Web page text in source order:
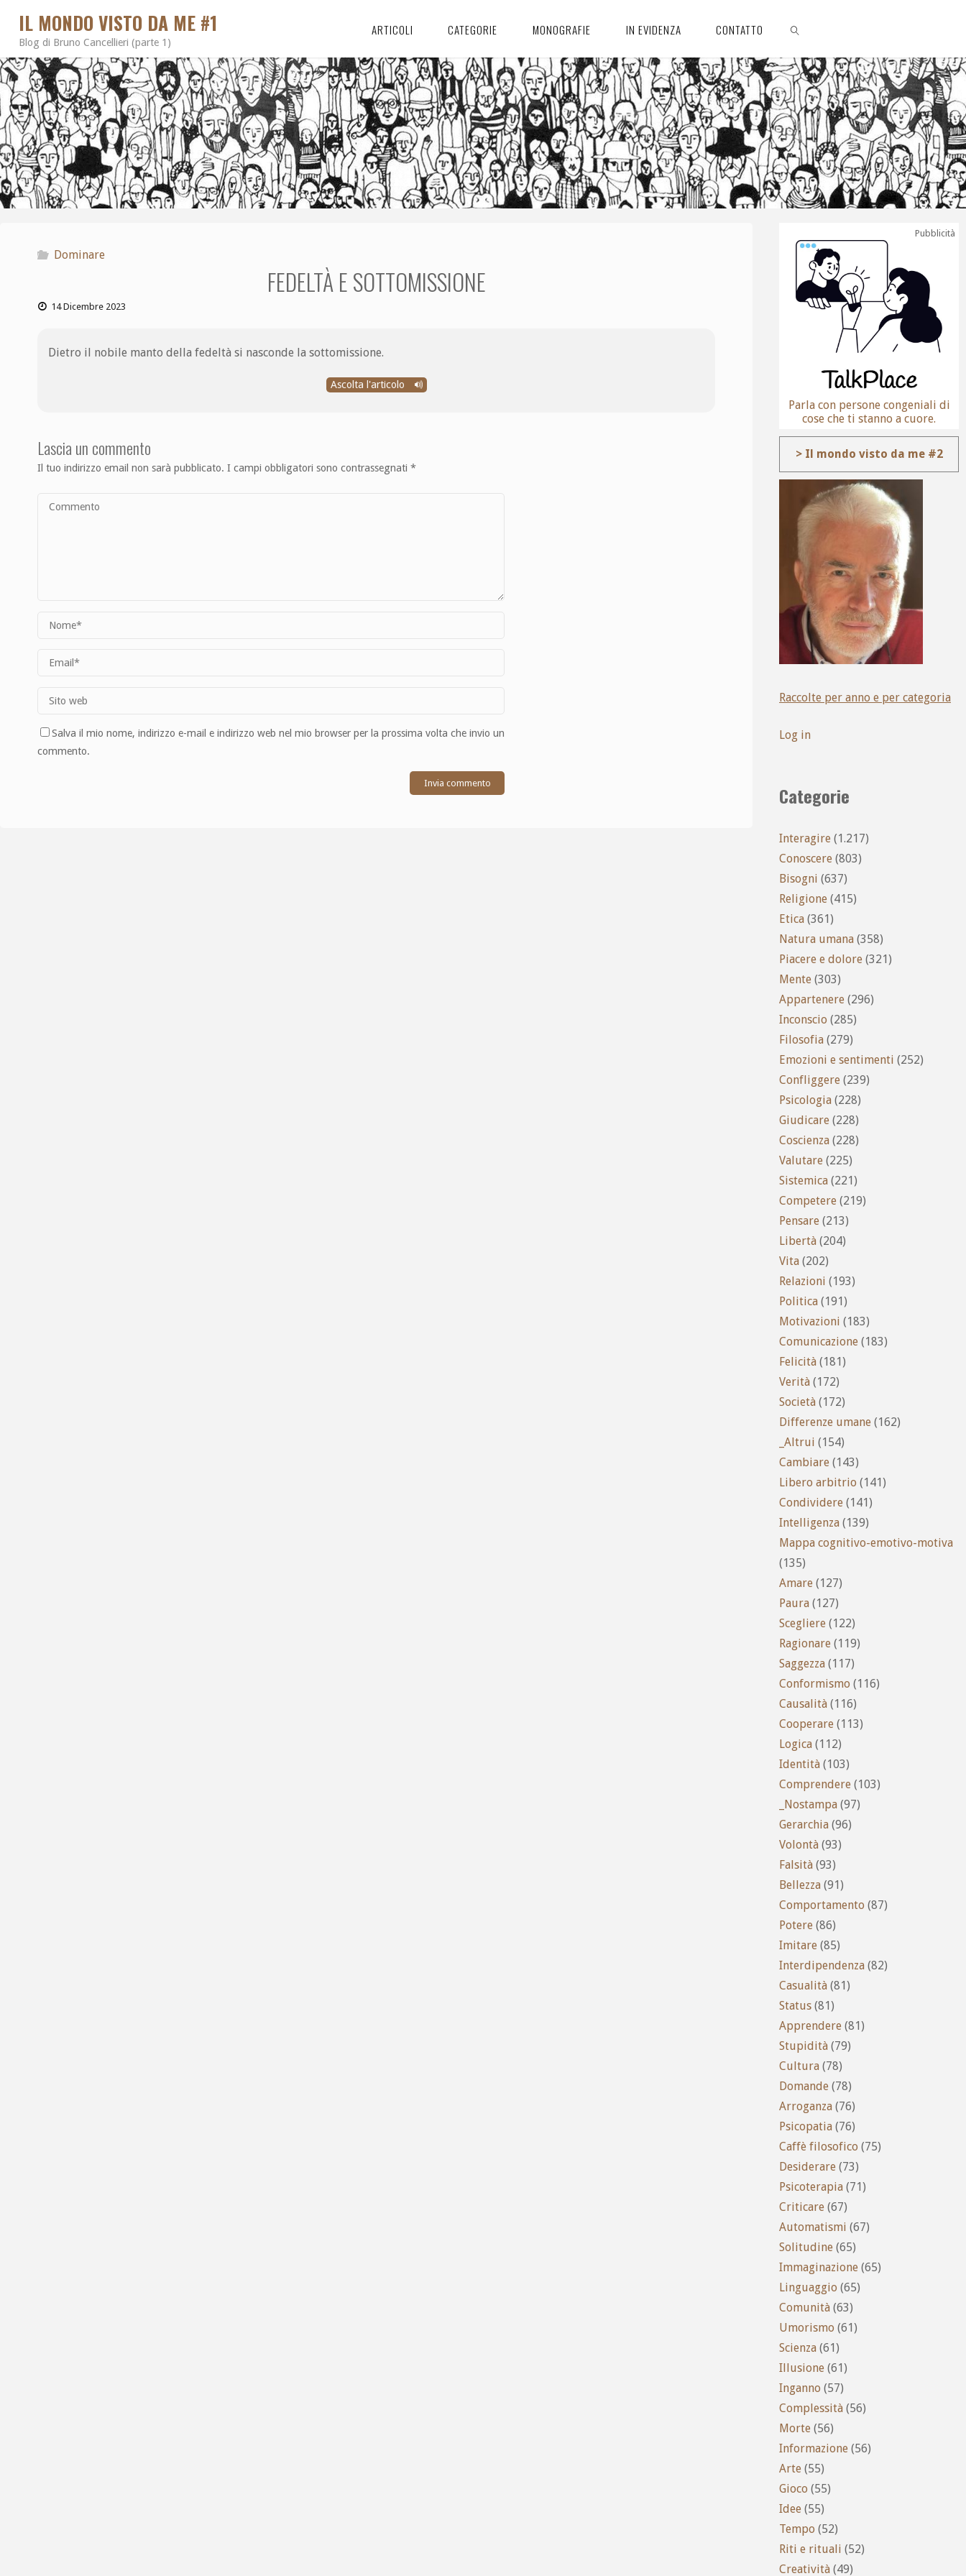
IL MONDO VISTO DA ME #1
Blog di Bruno Cancellieri (parte 1)
ARTICOLI CATEGORIE MONOGRAFIE IN EVIDENZA CONTATTO
CERCA
Dominare
FEDELTÀ E SOTTOMISSIONE
14 Dicembre 2023
Dietro il nobile manto della fedeltà si nasconde la sottomissione.
Ascolta l'articolo
Lascia un commento
Il tuo indirizzo email non sarà pubblicato. I campi obbligatori sono contrassegnati*
Salva il mio nome, indirizzo e-mail e indirizzo web nel mio browser per la prossima volta che invio un
commento.
Pubblicità
Parla con persone congeniali di
cose che ti stanno a cuore.
> Il mondo visto da me #2
Raccolte per anno e per categoria
Log in
Categorie
Interagire (1.217)
Conoscere (803)
Bisogni (637)
Religione (415)
Etica (361)
Natura umana (358)
Piacere e dolore (321)
Mente (303)
Appartenere (296)
Inconscio (285)
Filosofia (279)
Emozioni e sentimenti (252)
Confliggere (239)
Psicologia (228)
Giudicare (228)
Coscienza (228)
Valutare (225)
Sistemica (221)
Competere (219)
Pensare (213)
Libertà (204)
Vita (202)
Relazioni (193)
Politica (191)
Motivazioni (183)
Comunicazione (183)
Felicità (181)
Verità (172)
Società (172)
Differenze umane (162)
_Altrui (154)
Cambiare (143)
Libero arbitrio (141)
Condividere (141)
Intelligenza (139)
Mappa cognitivo-emotivo-motiva
(135)
Amare (127)
Paura (127)
Scegliere (122)
Ragionare (119)
Saggezza (117)
Conformismo (116)
Causalità (116)
Cooperare (113)
Logica (112)
Identità (103)
Comprendere (103)
_Nostampa (97)
Gerarchia (96)
Volontà (93)
Falsità (93)
Bellezza (91)
Comportamento (87)
Potere (86)
Imitare (85)
Interdipendenza (82)
Casualità (81)
Status (81)
Apprendere (81)
Stupidità (79)
Cultura (78)
Domande (78)
Arroganza (76)
Psicopatia (76)
Caffè filosofico (75)
Desiderare (73)
Psicoterapia (71)
Criticare (67)
Automatismi (67)
Solitudine (65)
Immaginazione (65)
Linguaggio (65)
Comunità (63)
Umorismo (61)
Scienza (61)
Illusione (61)
Inganno (57)
Complessità (56)
Morte (56)
Informazione (56)
Arte (55)
Gioco (55)
Idee (55)
Tempo (52)
Riti e rituali (52)
Creatività (49)